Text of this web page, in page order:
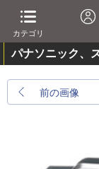
カテゴリ
パナソニック、
前の画像